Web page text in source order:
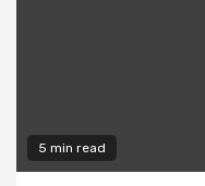
5 min read